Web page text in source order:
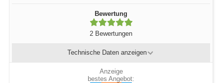
Bewertung
2 Bewertungen
Technische Daten anzeigen
bestes Angebot: